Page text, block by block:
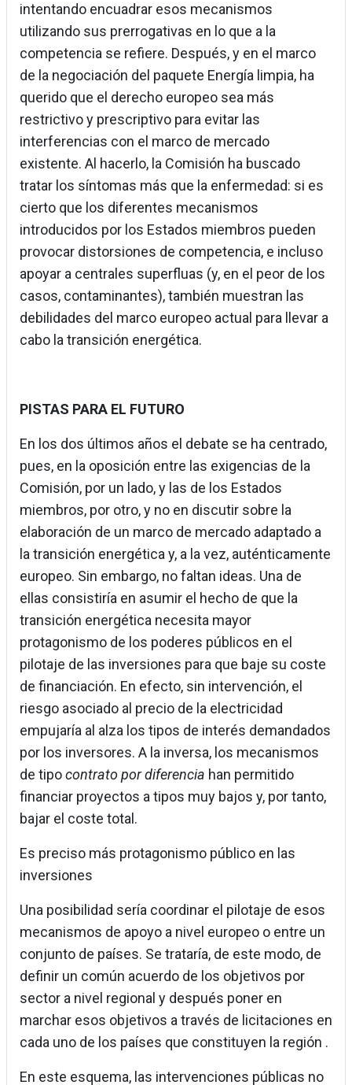
intentando encuadrar esos mecanismos
utilizando sus prerrogativas en lo que a la
competencia se refiere. Después, y en el marco
de la negociación del paquete Energía limpia, ha
querido que el derecho europeo sea más
restrictivo y prescriptivo para evitar las
interferencias con el marco de mercado
existente. Al hacerlo, la Comisión ha buscado
tratar los síntomas más que la enfermedad: si es
cierto que los diferentes mecanismos
introducidos por los Estados miembros pueden
provocar distorsiones de competencia, e incluso
apoyar a centrales superfluas (y, en el peor de los
casos, contaminantes), también muestran las
debilidades del marco europeo actual para llevar a
cabo la transición energética.
PISTAS PARA EL FUTURO
En los dos últimos años el debate se ha centrado,
pues, en la oposición entre las exigencias de la
Comisión, por un lado, y las de los Estados
miembros, por otro, y no en discutir sobre la
elaboración de un marco de mercado adaptado a
la transición energética y, a la vez, auténticamente
europeo. Sin embargo, no faltan ideas. Una de
ellas consistiría en asumir el hecho de que la
transición energética necesita mayor
protagonismo de los poderes públicos en el
pilotaje de las inversiones para que baje su coste
de financiación. En efecto, sin intervención, el
riesgo asociado al precio de la electricidad
empujaría al alza los tipos de interés demandados
por los inversores. A la inversa, los mecanismos
de tipocontrato por diferencia han permitido
financiar proyectos a tipos muy bajos y, por tanto,
bajar el coste total.
Es preciso más protagonismo público en las
inversiones
Una posibilidad sería coordinar el pilotaje de esos
mecanismos de apoyo a nivel europeo o entre un
conjunto de países. Se trataría, de este modo, de
definir un común acuerdo de los objetivos por
sector a nivel regional y después poner en
marchar esos objetivos a través de licitaciones en
cada uno de los países que constituyen la región .
En este esquema, las intervenciones públicas no